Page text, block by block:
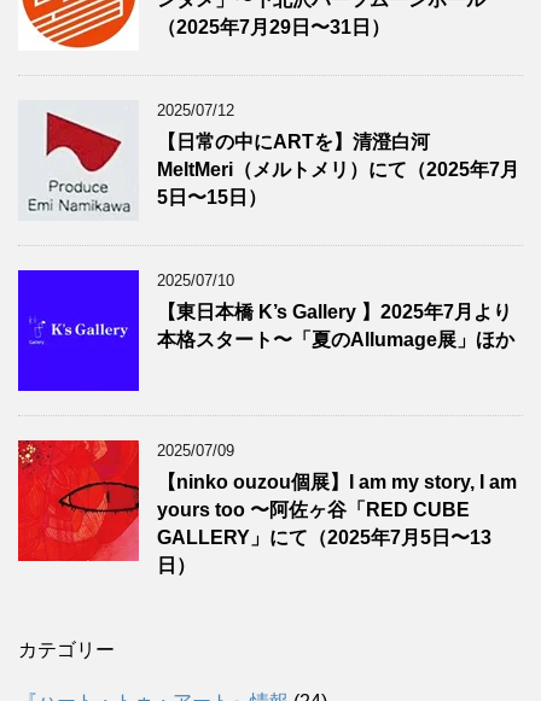
（2025年7月29日〜31日）
2025/07/12
【日常の中にARTを】清澄白河
MeltMeri（メルトメリ）にて（2025年7月
5日〜15日）
2025/07/10
【東日本橋 K’s Gallery 】2025年7月より
本格スタート〜「夏のAllumage展」ほか
2025/07/09
【ninko ouzou個展】I am my story, I am
yours too 〜阿佐ヶ谷「RED CUBE
GALLERY」にて（2025年7月5日〜13
日）
カテゴリー